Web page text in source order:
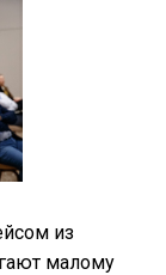
из
малому